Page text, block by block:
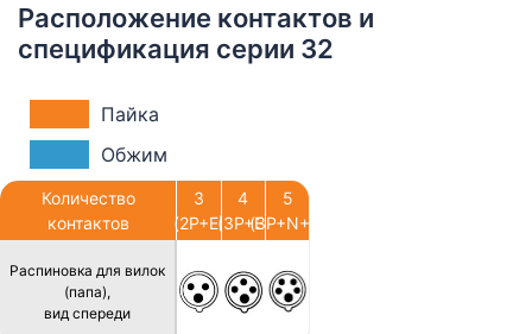
Расположение контактов и
спецификация серии 32
Пайка
Обжим
Количество
контактов
Распиновка для вилок
(папа),
вид спереди
3
(2P+E)
4
(3P+E)
5
(3P+N+E)